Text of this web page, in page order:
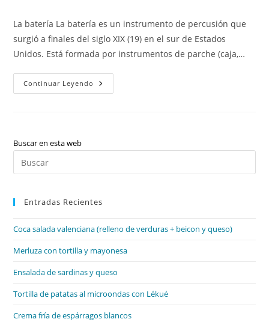
la
entrada:
la
entrada:
La batería La batería es un instrumento de percusión que
surgió a finales del siglo XIX (19) en el sur de Estados
Unidos. Está formada por instrumentos de parche (caja,…
Continuar Leyendo Batería,
Decálogo
De
Buscar en esta web
Entradas Recientes
Coca salada valenciana (relleno de verduras + beicon y queso)
Merluza con tortilla y mayonesa
Ensalada de sardinas y queso
Tortilla de patatas al microondas con Lékué
Crema fría de espárragos blancos